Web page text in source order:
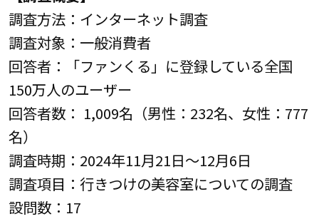
調査方法：インターネット調査
調査対象：一般消費者
回答者：「ファンくる」に登録している全国
150万人のユーザー
回答者数： 1,009名（男性：232名、女性：777
名）
調査時期：2024年11月21日～12月6日
調査項目：行きつけの美容室についての調査
設問数：17